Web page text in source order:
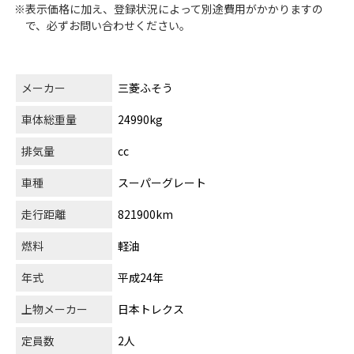
※表示価格に加え、登録状況によって別途費用がかかりますの
で、必ずお問い合わせください。
メーカー
三菱ふそう
車体総重量
24990kg
排気量
cc
車種
スーパーグレート
走行距離
821900km
燃料
軽油
年式
平成24年
上物メーカー
日本トレクス
定員数
2人